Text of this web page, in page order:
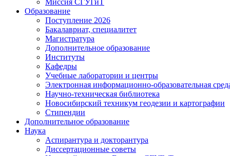
Миссия СГУГиТ
Образование
Поступление 2026
Бакалавриат, специалитет
Магистратура
Дополнительное образование
Институты
Кафедры
Учебные лаборатории и центры
Электронная информационно-образовательная
Научно-техническая библиотека
Новосибирский техникум геодезии и картографии
Стипендии
Дополнительное образование
Наука
Аспирантура и докторантура
Диссертационные советы